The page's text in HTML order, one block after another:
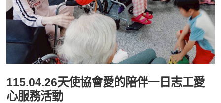
115.04.26天使協會愛的陪伴一日志工愛
心服務活動